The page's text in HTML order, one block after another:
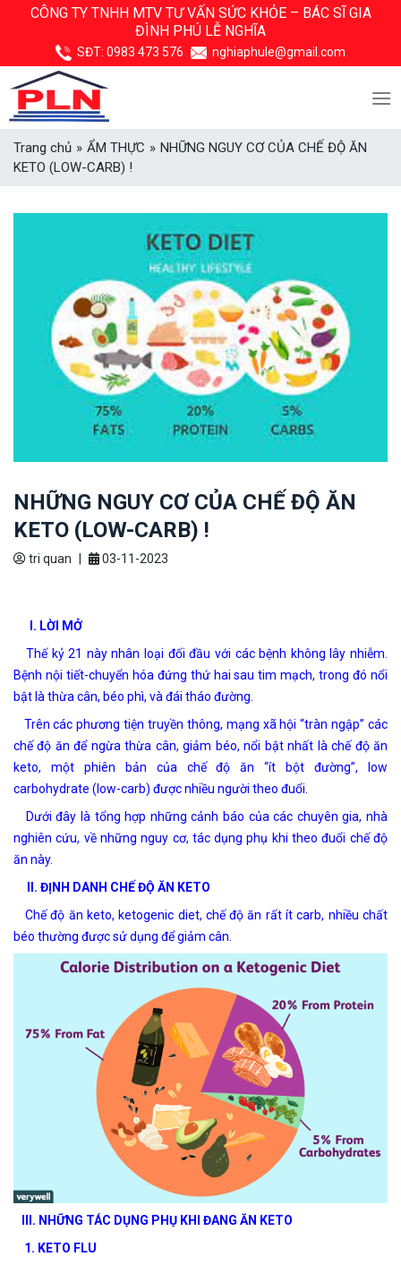
CÔNG TY TNHH MTV TƯ VẤN SỨC KHỎE – BÁC SĨ GIA
ĐÌNH PHÚ LỄ NGHĨA
SĐT: 0983 473 576 nghiaphule@gmail.com
Trang chủ » ẨM THỰC » NHỮNG NGUY CƠ CỦA CHẾ ĐỘ ĂN
KETO (LOW-CARB) !
NHỮNG NGUY CƠ CỦA CHẾ ĐỘ ĂN
KETO (LOW-CARB) !
tri quan 03-11-2023
I. LỜI MỞ
Thế kỷ 21 này nhân loại đối đầu với các bệnh không lây nhiễm.
Bệnh nội tiết-chuyển hóa đứng thứ hai sau tim mạch, trong đó nổi
bật là thừa cân, béo phì, và đái tháo đường.
Trên các phương tiện truyền thông, mạng xã hội “tràn ngập” các
chế độ ăn để ngừa thừa cân, giảm béo, nổi bật nhất là chế độ ăn
keto, một phiên bản của chế độ ăn “ít bột đường”, low
carbohydrate (low-carb) được nhiều người theo đuổi.
Dưới đây là tổng hợp những cảnh báo của các chuyên gia, nhà
nghiên cứu, về những nguy cơ, tác dụng phụ khi theo đuổi chế độ
ăn này.
II. ĐỊNH DANH CHẾ ĐỘ ĂN KETO
Chế độ ăn keto, ketogenic diet, chế độ ăn rất ít carb, nhiều chất
béo thường được sử dụng để giảm cân.
III. NHỮNG TÁC DỤNG PHỤ KHI ĐANG ĂN KETO
1. KETO FLU